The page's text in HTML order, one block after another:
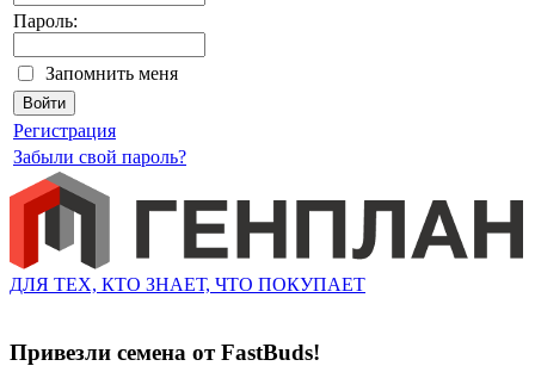
Пароль:
Запомнить меня
Регистрация
Забыли свой пароль?
ДЛЯ ТЕХ, КТО ЗНАЕТ, ЧТО ПОКУПАЕТ
Привезли семена от FastBuds!